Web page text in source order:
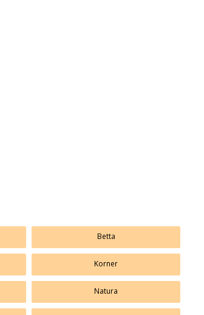
Betta
Korner
Natura